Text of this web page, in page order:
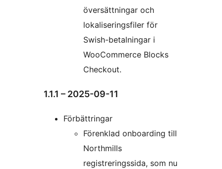
översättningar och
lokaliseringsfiler för
Swish-betalningar i
WooCommerce Blocks
Checkout.
1.1.1 – 2025-09-11
Förbättringar
Förenklad onboarding till
Northmills
registreringssida, som nu